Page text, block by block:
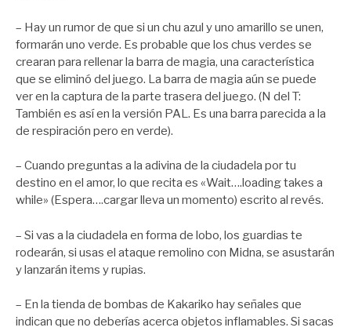
– Hay un rumor de que si un chu azul y uno amarillo se unen,
formarán uno verde. Es probable que los chus verdes se
crearan para rellenar la barra de magia, una característica
que se eliminó del juego. La barra de magia aún se puede
ver en la captura de la parte trasera del juego. (N del T:
También es así en la versión PAL. Es una barra parecida a la
de respiración pero en verde).
– Cuando preguntas a la adivina de la ciudadela por tu
destino en el amor, lo que recita es «Wait….loading takes a
while» (Espera….cargar lleva un momento) escrito al revés.
– Si vas a la ciudadela en forma de lobo, los guardias te
rodearán, si usas el ataque remolino con Midna, se asustarán
y lanzarán items y rupias.
– En la tienda de bombas de Kakariko hay señales que
indican que no deberías acerca objetos inflamables. Si sacas